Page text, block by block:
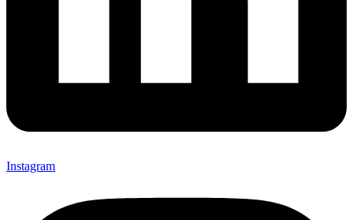
Instagram